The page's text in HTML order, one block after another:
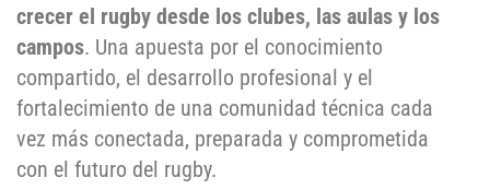
crecer el rugby desde los clubes, las aulas y los
campos. Una apuesta por el conocimiento
compartido, el desarrollo profesional y el
fortalecimiento de una comunidad técnica cada
vez más conectada, preparada y comprometida
con el futuro del rugby.